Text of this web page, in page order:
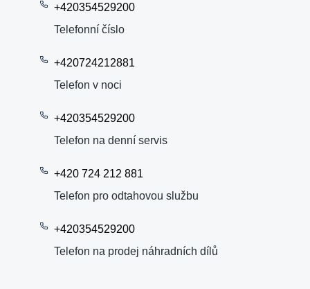
+420354529200
Telefonní číslo
+420724212881
Telefon v noci
+420354529200
Telefon na denní servis
+420 724 212 881
Telefon pro odtahovou službu
+420354529200
Telefon na prodej náhradních dílů